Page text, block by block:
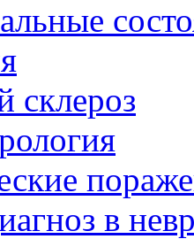
склероз
в